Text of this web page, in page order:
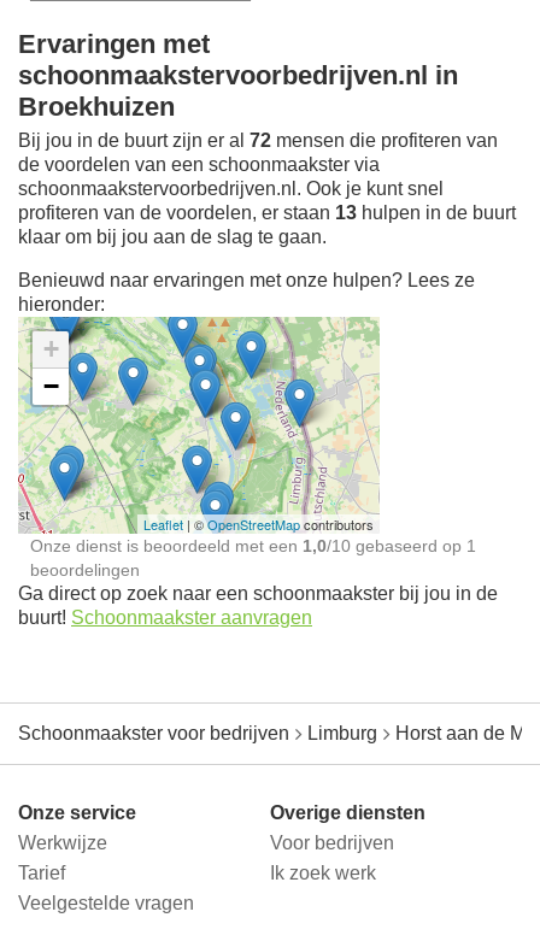
Ervaringen met
schoonmaakstervoorbedrijven.nl in
Broekhuizen
Bij jou in de buurt zijn er al 72 mensen die profiteren van
de voordelen van een schoonmaakster via
schoonmaakstervoorbedrijven.nl. Ook je kunt snel
profiteren van de voordelen, er staan 13 hulpen in de buurt
klaar om bij jou aan de slag te gaan.
Benieuwd naar ervaringen met onze hulpen? Lees ze
hieronder:
Ontdek meer ervaringen
Schoonmaakster bij
jou in de buurt
+
−
Leaflet | ©OpenStreetMapcontributors
Onze dienst is beoordeeld met een 1,0/10 gebaseerd op 1
beoordelingen
Ga direct op zoek naar een schoonmaakster bij jou in de
buurt! Schoonmaakster aanvragen
Schoonmaakster voor bedrijven Limburg Horst aan de
Onze service
Werkwijze
Tarief
Veelgestelde vragen
Overige diensten
Voor bedrijven
Ik zoek werk